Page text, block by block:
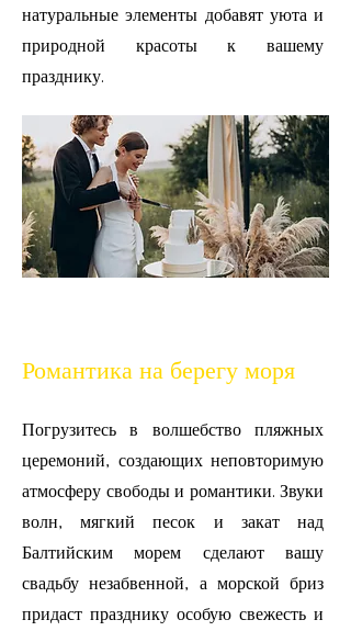
натуральные элементы добавят уюта и
природной красоты к вашему
празднику.
Романтика на берегу моря
Погрузитесь в волшебство пляжных
церемоний, создающих неповторимую
атмосферу свободы и романтики. Звуки
волн, мягкий песок и закат над
Балтийским морем сделают вашу
свадьбу незабвенной, а морской бриз
придаст празднику особую свежесть и